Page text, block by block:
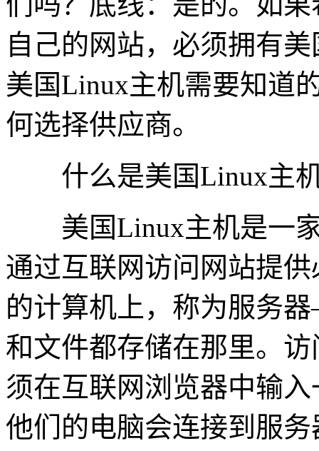
自己的网站，必须拥有
美国Linux主机需要知道
何选择供应商。
什么是美国Linux主
美国Linux主机是一家
通过互联网访问网站提
的计算机上，称为服务
和文件都存储在那里。
须在互联网浏览器中输
他们的电脑会连接到服